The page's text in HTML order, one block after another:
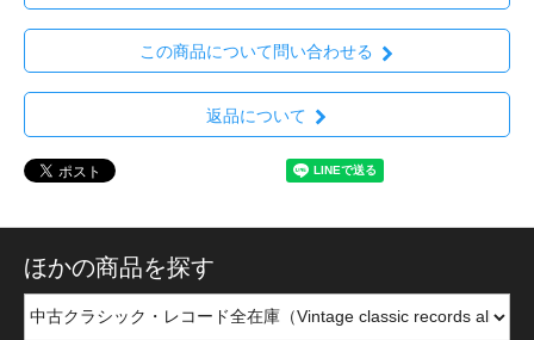
この商品について問い合わせる
返品について
ほかの商品を探す